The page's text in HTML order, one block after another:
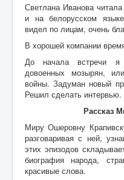
Светлана Иванова
и на белорусском
видел по лицам, очень
В хорошей компании
До начала встречи я
довоенных мозырян,
войны. Задуман новый
Решил сделать интервью.
Рассказ
Миру Ошеровну
разговаривая с ней,
этих эпизодов
биография народа,
красивые слова.